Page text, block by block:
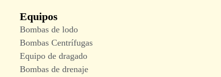
Equipos
Bombas de lodo
Bombas Centrífugas
Equipo de dragado
Bombas de drenaje